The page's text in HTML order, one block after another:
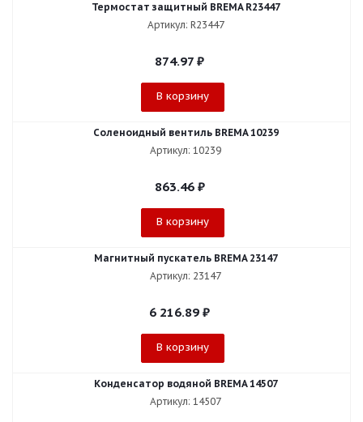
Термостат защитный BREMA R23447
Артикул: R23447
874.97 ₽
В корзину
Соленоидный вентиль BREMA 10239
Артикул: 10239
863.46₽
В корзину
Магнитный пускатель BREMA 23147
Артикул: 23147
6 216.89 ₽
В корзину
Конденсатор водяной BREMA 14507
Артикул: 14507